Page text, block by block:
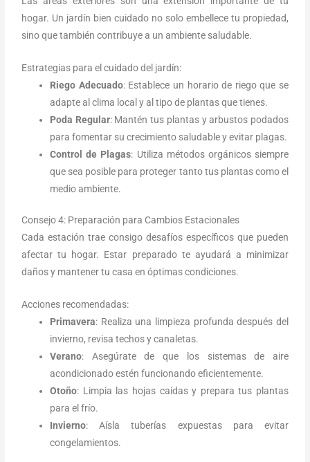
hogar. Un jardín bien cuidado no solo embellece tu propiedad,
sino que también contribuye a un ambiente saludable.
Estrategias para el cuidado del jardín:
Riego Adecuado: Establece un horario de riego que se
adapte al clima local y al tipo de plantas que tienes.
Poda Regular: Mantén tus plantas y arbustos podados
para fomentar su crecimiento saludable y evitar plagas.
Control de Plagas: Utiliza métodos orgánicos siempre
que sea posible para proteger tanto tus plantas como el
medio ambiente.
Consejo 4: Preparación para Cambios Estacionales
Cada estación trae consigo desafíos específicos que pueden
afectar tu hogar. Estar preparado te ayudará a minimizar
daños y mantener tu casa en óptimas condiciones.
Acciones recomendadas:
Primavera: Realiza una limpieza profunda después del
invierno, revisa techos y canaletas.
Verano: Asegúrate de que los sistemas de aire
acondicionado estén funcionando eficientemente.
Otoño: Limpia las hojas caídas y prepara tus plantas
para el frío.
Invierno: Aísla tuberías expuestas para evitar
congelamientos.